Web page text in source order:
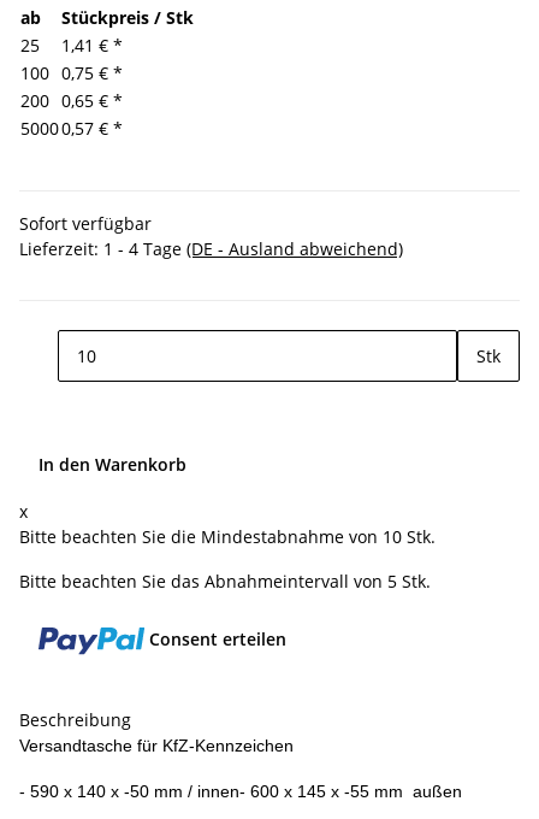
ab
Stückpreis / Stk
25
1,41 € *
100 0,75 € *
200 0,65 € *
50000,57 € *
Sofort verfügbar
Lieferzeit: 1 - 4 Tage (DE - Ausland abweichend)
Stk
In den Warenkorb
x
Bitte beachten Sie die Mindestabnahme von 10 Stk.
Bitte beachten Sie das Abnahmeintervall von 5 Stk.
Consent erteilen
Beschreibung
Versandtasche für KfZ-Kennzeichen
- 590 x 140 x -50 mm / innen- 600 x 145 x -55 mm außen